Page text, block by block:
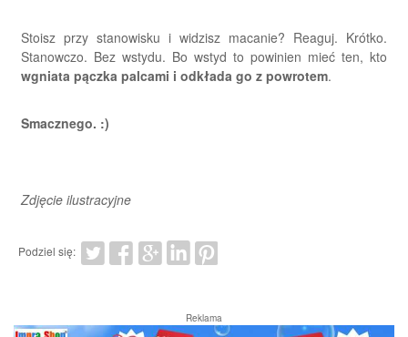
Stoisz przy stanowisku i widzisz macanie? Reaguj. Krótko.
Stanowczo. Bez wstydu. Bo wstyd to powinien mieć ten, kto
wgniata pączka palcami i odkłada go z powrotem.
Smacznego. :)
Zdjęcie ilustracyjne
Podziel się:
Reklama